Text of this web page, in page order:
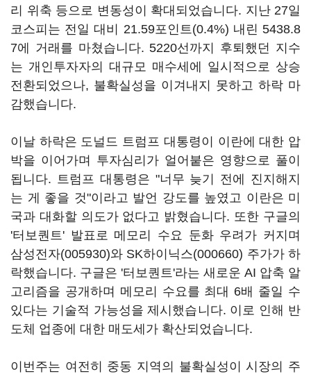
리 위축 등으로 변동성이 확대되었습니다. 지난 27일
코스피는 전일 대비 21.59포인트(0.4%) 내린 5438.8
7에 거래를 마쳤습니다. 5220선까지 후퇴했던 지수
는 개인투자자의 대규모 매수세에 일시적으로 상승
전환되었으나, 불확실성을 이겨내지 못하고 하락 마
감했습니다.
이날 하락은 도널드 트럼프 대통령이 이란에 대한 압
박을 이어가며 투자심리가 얼어붙은 영향으로 풀이
됩니다. 트럼프 대통령은 "너무 늦기 전에 진지해지
는 게 좋을 것"이라고 발언 강도를 높였고 이란은 미
국과 대화할 의도가 없다고 밝혔습니다. 또한 구글의
'터보퀀트' 발표로 메모리 수요 둔화 우려가 커지며
삼성전자(005930)와 SK하이닉스(000660) 주가가 하
락했습니다. 구글은 '터보퀀트'라는 새로운 AI 압축 알
고리즘을 공개하며 메모리 수요를 최대 6배 줄일 수
있다는 기술적 가능성을 제시했습니다. 이로 인해 반
도체 업종에 대한 매도세가 확산되었습니다.
이번주는 여전히 중동 지역의 불확실성이 시장의 주